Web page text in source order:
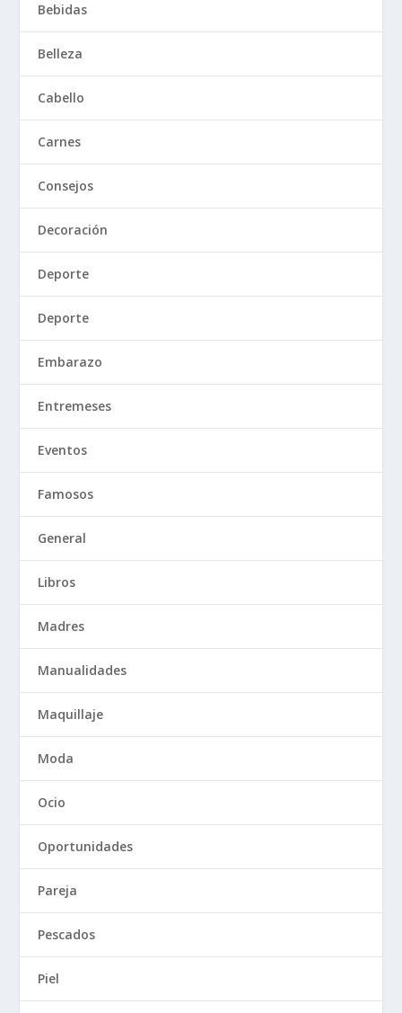
Bebidas
Belleza
Cabello
Carnes
Consejos
Decoración
Deporte
Deporte
Embarazo
Entremeses
Eventos
Famosos
General
Libros
Madres
Manualidades
Maquillaje
Moda
Ocio
Oportunidades
Pareja
Pescados
Piel